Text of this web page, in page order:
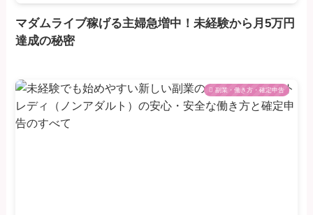
マダムライブ稼げる主婦急増中！未経験から月5万円
達成の秘密
副業・働き方・確定申告